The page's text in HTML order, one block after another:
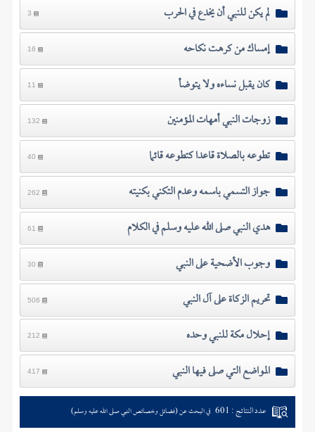
لم يكن للنبي أن يخدع في الحرب 3
إمساك من كرهت نكاحه 16
كان يقبل نساءه ولا يتوضأ 11
زوجات النبي أمهات المؤمنين 132
تطوعه بالصلاة قاعدا كتطوعه قائما 40
جواز التسمي باسمه وعدم التكني بكنيته 262
هدي النبي صلى الله عليه وسلم في الكلام 61
وجوب الأضحية على النبي 30
تحريم الزكاة على آل النبي 506
إحلال مكة للنبي وحده 212
المواضع التي صلى فيها النبي 417
عدد النتائج : 601 في البحث عن (فضائل وخصائص النبي صلى الله عليه وسلم)